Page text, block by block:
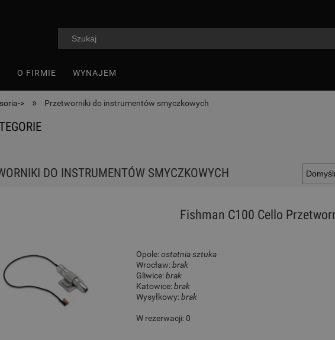
O FIRMIE WYNAJEM
> » Przetworniki do instrumentów smyczkowych
DO INSTRUMENTÓW SMYCZKOWYCH
Fishman C100 Cello
Opole:ostatnia sztuka
Wrocław:brak
Gliwice:brak
Katowice:brak
Wysyłkowy:brak
W rezerwacji: 0